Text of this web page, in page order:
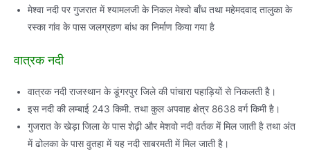
मेश्वा नदी पर गुजरात में श्यामलजी के निकल मेश्वो बाँध तथा महेमदवाद तालुका के
रस्का गांव के पास जलग्रहण बांध का निर्माण किया गया है
वात्रक नदी
वात्रक नदी राजस्थान के डूंगरपुर जिले की पांचारा पहाड़ियों से निकलती है।
इस नदी की लम्बाई 243 किमी. तथा कुल अपवाह क्षेत्र 8638 वर्ग किमी है।
गुजरात के खेड़ा जिला के पास शेढ़ी और मेशवो नदी वर्तक में मिल जाती है तथा अंत
में ढोलका के पास वुतहा में यह नदी साबरमती में मिल जाती है।